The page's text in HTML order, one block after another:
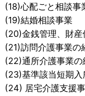
(18)心配ごと相談事
(19)結婚相談事業
(20)金銭管理、財
(21)訪問介護事業の
(22)通所介護事業の
(23)基準該当短期
(24) 居宅介護支援